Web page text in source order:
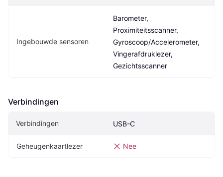
Ingebouwde sensoren
Barometer,
Proximiteitsscanner,
Gyroscoop/Accelerometer,
Vingerafdruklezer,
Gezichtsscanner
Verbindingen
Verbindingen USB-C
Geheugenkaartlezer Nee